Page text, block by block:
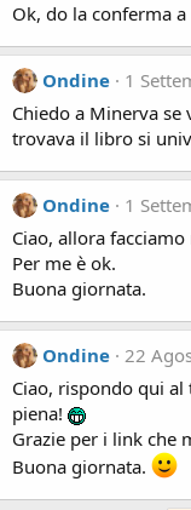
Ok, do la conferma
Ondine
1
Chiedo a Minerva se
trovava il libro si
Ondine
1
Ciao, allora
Per me è ok.
Buona giornata.
Ondine 22
Ciao, rispondo qui
piena!
Grazie per i link che
Buona giornata.